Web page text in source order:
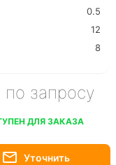
0.5
12
8
по запросу
ДЛЯ ЗАКАЗА